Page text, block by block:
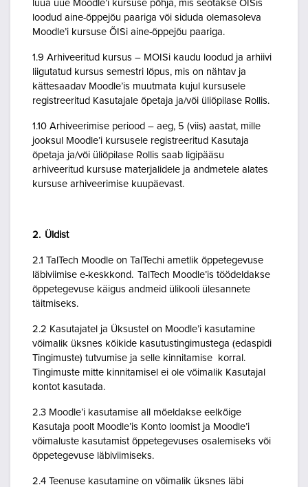
luua uue Moodle’i kursuse põhja, mis seotakse ÕISis
loodud aine-õppejõu paariga või siduda olemasoleva
Moodle’i kursuse ÕISi aine-õppejõu paariga.
1.9 Arhiveeritud kursus – MOISi kaudu loodud ja arhiivi
liigutatud kursus semestri lõpus, mis on nähtav ja
kättesaadav Moodle’is muutmata kujul kursusele
registreeritud Kasutajale õpetaja ja/või üliõpilase Rollis.
1.10 Arhiveerimise periood – aeg, 5 (viis) aastat, mille
jooksul Moodle’i kursusele registreeritud Kasutaja
õpetaja ja/või üliõpilase Rollis saab ligipääsu
arhiveeritud kursuse materjalidele ja andmetele alates
kursuse arhiveerimise kuupäevast.
2. Üldist
2.1 TalTech Moodle on TalTechi ametlik õppetegevuse
läbiviimise e-keskkond. TalTech Moodle’is töödeldakse
õppetegevuse käigus andmeid ülikooli ülesannete
täitmiseks.
2.2 Kasutajatel ja Üksustel on Moodle’i kasutamine
võimalik üksnes kõikide kasutustingimustega (edaspidi
Tingimuste) tutvumise ja selle kinnitamise korral.
Tingimuste mitte kinnitamisel ei ole võimalik Kasutajal
kontot kasutada.
2.3 Moodle’i kasutamise all mõeldakse eelkõige
Kasutaja poolt Moodle’is Konto loomist ja Moodle’i
võimaluste kasutamist õppetegevuses osalemiseks või
õppetegevuse läbiviimiseks.
2.4 Teenuse kasutamine on võimalik üksnes läbi